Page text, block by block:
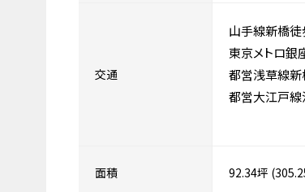
交通
山手線新橋徒
東京メトロ銀
都営浅草線新
都営大江戸線
面積 92.34坪